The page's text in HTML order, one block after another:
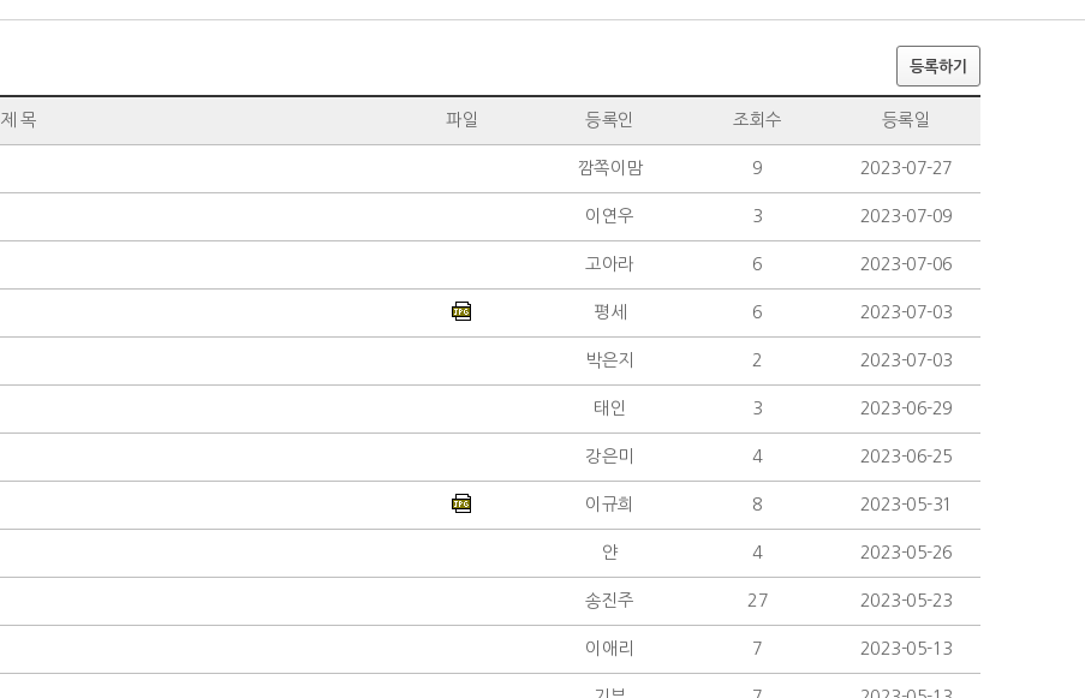
등록하기
제 목 파일 등록인 조회수 등록일
깜쪽이맘 9 2023-07-27
이연우 3 2023-07-09
고아라 6 2023-07-06
평세 6 2023-07-03
박은지 2 2023-07-03
태인 3 2023-06-29
강은미 4 2023-06-25
이규희 8 2023-05-31
얀 4 2023-05-26
송진주 27 2023-05-23
이애리 7 2023-05-13